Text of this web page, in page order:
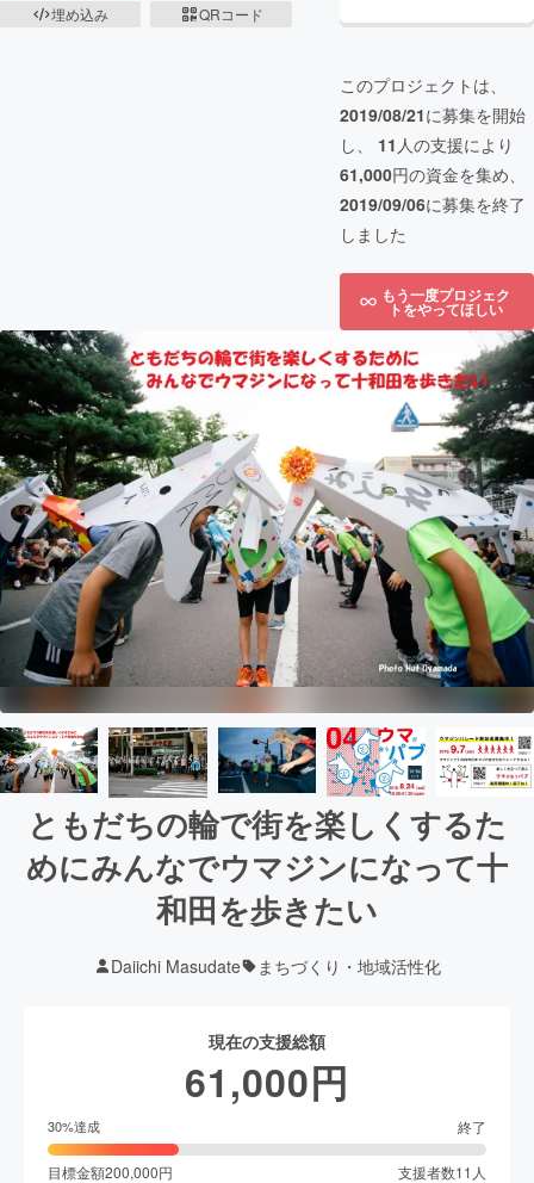
埋め込み
QRコード
このプロジェクトは、
2019/08/21に募集を開始
し、 11 人の支援により
61,000円の資金を集め、
2019/09/06に募集を終了
しました
もう一度プロジェク
トをやってほしい
ともだちの輪で街を楽しくするた
めにみんなでウマジンになって十
和田を歩きたい
Daiichi Masudate まちづくり・地域活性化
現在の支援総額
61,000円
30%達成 終了
目標金額200,000円 支援者数11 人